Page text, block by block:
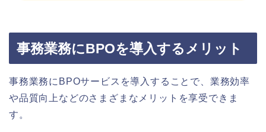
事務業務にBPOを導入するメリット
事務業務にBPOサービスを導入することで、業務効率
や品質向上などのさまざまなメリットを享受できま
す。